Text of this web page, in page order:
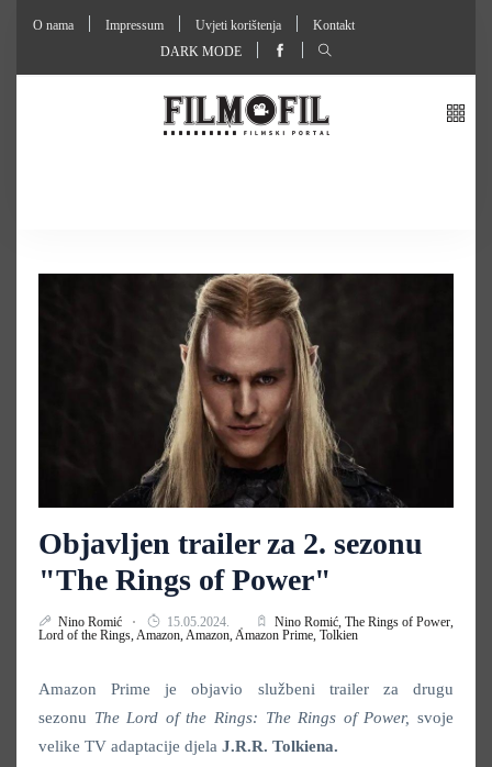
O nama Impressum Uvjeti korištenja
Kontakt
DARK MODE
Objavljen trailer za 2. sezonu
"The Rings of Power"
Nino Romić 15.05.2024. Nino Romić, The Rings of Power,
Lord of the Rings, Amazon, Amazon, Amazon Prime, Tolkien
Amazon Prime je objavio službeni trailer za drugu
sezonu The Lord of the Rings: The Rings of Power,svoje
velike TV adaptacije djela J.R.R. Tolkiena.